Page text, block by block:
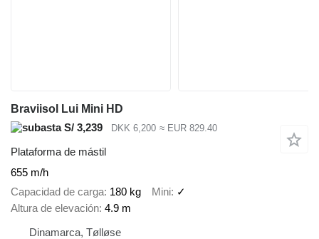
Braviisol Lui Mini HD
S/ 3,239
DKK 6,200 ≈ EUR 829.40
Plataforma de mástil
655 m/h
Capacidad de carga 180 kg Mini ✓
Altura de elevación 4.9 m
Dinamarca, Tølløse